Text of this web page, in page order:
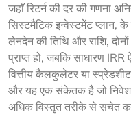
जहाँ रिटर्न की दर की गणना
सिस्टमैटिक इन्वेस्टमेंट प्लान,
लेनदेन की तिथि और राशि,
प्राप्त हो, जबकि साधारण
वित्तीय कैलकुलेटर या
और यह एक संकेतक है जो
अधिक विस्तृत तरीके से सचेत